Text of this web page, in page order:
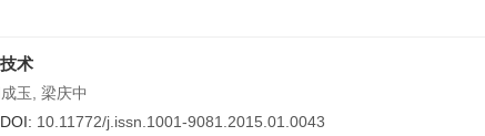
术
玉, 梁庆中
10.11772/j.issn.1001-9081.2015.01.0043